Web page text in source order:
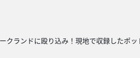
クランドに殴り込み！現地で収録したポ